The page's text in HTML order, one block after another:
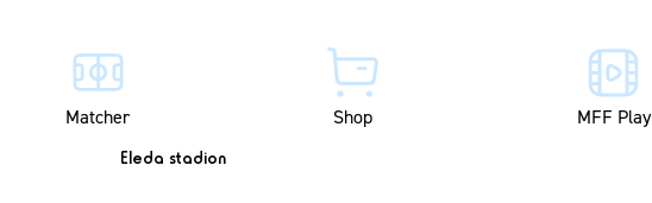
Matcher Shop MFF Play
Eleda stadion